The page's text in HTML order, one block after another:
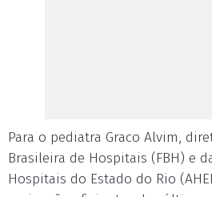
Para o pediatra Graco Alvim,
Brasileira de Hospitais (FBH) e
Hospitais do Estado do Rio